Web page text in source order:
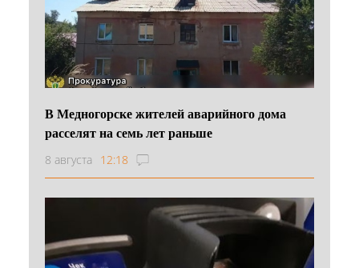
В Медногорске жителей аварийного дома
расселят на семь лет раньше
8 августа 12:18